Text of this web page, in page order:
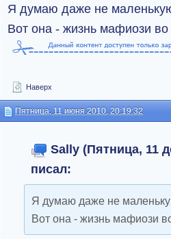
Я думаю даже не
Вот она - жизнь мафиози
Наверх
Пятница, 11 июня 2010, 20:19:32
Sally (Пятница, 11
писал:
Я думаю даже не
Вот она - жизнь мафиози